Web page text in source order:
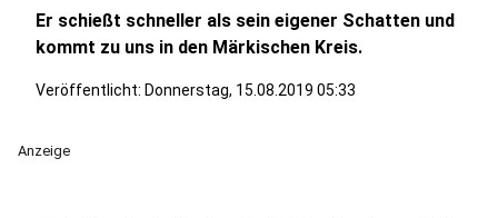
Er schießt schneller als sein eigener Schatten und
kommt zu uns in den Märkischen Kreis.
Veröffentlicht: Donnerstag, 15.08.2019 05:33
Anzeige